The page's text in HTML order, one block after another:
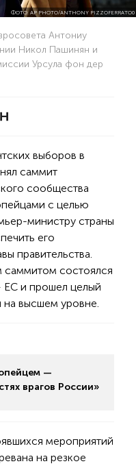
ФОТО: AP PHOTO/ANTHONY PIZZOFERRATO0
Антониу
Никол Пашинян и
Урсула фон дер
выборов в
саммит
сообщества
с целью
министру страны
его
правительства.
саммитом состоялся
и прошел целый
на высшем уровне.
—
врагов России»
мероприятий
на резкое